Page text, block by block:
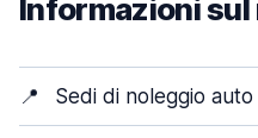
Informazioni
📍 Sedi di noleggio auto